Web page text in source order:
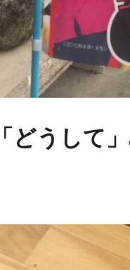
「どうして」